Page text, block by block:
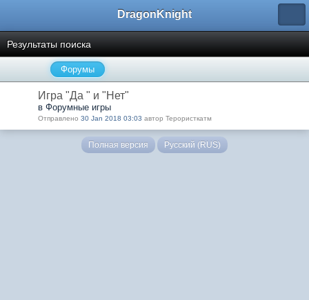
DragonKnight
Результаты поиска
Форумы
Игра "Да " и "Нет"
в Форумные игры
Отправлено 30 Jan 2018 03:03 автор Терористкатм
Полная версия Русский (RUS)